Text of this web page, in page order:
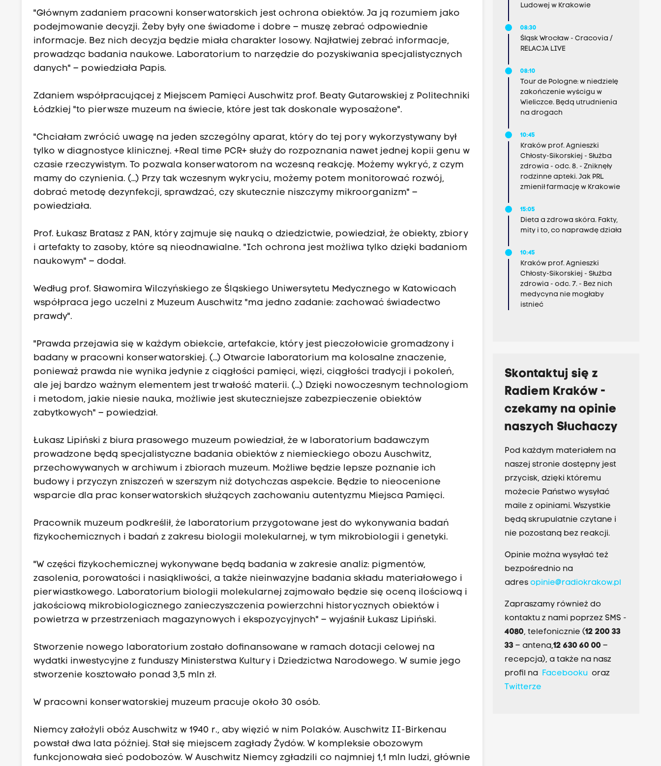
"Głównym zadaniem pracowni konserwatorskich jest ochrona obiektów. Ja ją rozumiem jako
podejmowanie decyzji. Żeby były one świadome i dobre – muszę zebrać odpowiednie
informacje. Bez nich decyzja będzie miała charakter losowy. Najłatwiej zebrać informacje,
prowadząc badania naukowe. Laboratorium to narzędzie do pozyskiwania specjalistycznych
danych" – powiedziała Papis.
Zdaniem współpracującej z Miejscem Pamięci Auschwitz prof. Beaty Gutarowskiej z Politechniki
Łódzkiej "to pierwsze muzeum na świecie, które jest tak doskonale wyposażone".
"Chciałam zwrócić uwagę na jeden szczególny aparat, który do tej pory wykorzystywany był
tylko w diagnostyce klinicznej. +Real time PCR+ służy do rozpoznania nawet jednej kopii genu w
czasie rzeczywistym. To pozwala konserwatorom na wczesną reakcję. Możemy wykryć, z czym
mamy do czynienia. (…) Przy tak wczesnym wykryciu, możemy potem monitorować rozwój,
dobrać metodę dezynfekcji, sprawdzać, czy skutecznie niszczymy mikroorganizm" –
powiedziała.
Prof. Łukasz Bratasz z PAN, który zajmuje się nauką o dziedzictwie, powiedział, że obiekty, zbiory
i artefakty to zasoby, które są nieodnawialne. "Ich ochrona jest możliwa tylko dzięki badaniom
naukowym" – dodał.
Według prof. Sławomira Wilczyńskiego ze Śląskiego Uniwersytetu Medycznego w Katowicach
współpraca jego uczelni z Muzeum Auschwitz "ma jedno zadanie: zachować świadectwo
prawdy".
"Prawda przejawia się w każdym obiekcie, artefakcie, który jest pieczołowicie gromadzony i
badany w pracowni konserwatorskiej. (…) Otwarcie laboratorium ma kolosalne znaczenie,
ponieważ prawda nie wynika jedynie z ciągłości pamięci, więzi, ciągłości tradycji i pokoleń,
ale jej bardzo ważnym elementem jest trwałość materii. (…) Dzięki nowoczesnym technologiom
i metodom, jakie niesie nauka, możliwie jest skuteczniejsze zabezpieczenie obiektów
zabytkowych" – powiedział.
Łukasz Lipiński z biura prasowego muzeum powiedział, że w laboratorium badawczym
prowadzone będą specjalistyczne badania obiektów z niemieckiego obozu Auschwitz,
przechowywanych w archiwum i zbiorach muzeum. Możliwe będzie lepsze poznanie ich
budowy i przyczyn zniszczeń w szerszym niż dotychczas aspekcie. Będzie to nieocenione
wsparcie dla prac konserwatorskich służących zachowaniu autentyzmu Miejsca Pamięci.
Pracownik muzeum podkreślił, że laboratorium przygotowane jest do wykonywania badań
fizykochemicznych i badań z zakresu biologii molekularnej, w tym mikrobiologii i genetyki.
"W części fizykochemicznej wykonywane będą badania w zakresie analiz: pigmentów,
zasolenia, porowatości i nasiąkliwości, a także nieinwazyjne badania składu materiałowego i
pierwiastkowego. Laboratorium biologii molekularnej zajmowało będzie się oceną ilościową i
jakościową mikrobiologicznego zanieczyszczenia powierzchni historycznych obiektów i
powietrza w przestrzeniach magazynowych i ekspozycyjnych" – wyjaśnił Łukasz Lipiński.
Stworzenie nowego laboratorium zostało dofinansowane w ramach dotacji celowej na
wydatki inwestycyjne z funduszy Ministerstwa Kultury i Dziedzictwa Narodowego. W sumie jego
stworzenie kosztowało ponad 3,5 mln zł.
W pracowni konserwatorskiej muzeum pracuje około 30 osób.
Niemcy założyli obóz Auschwitz w 1940 r., aby więzić w nim Polaków. Auschwitz II-Birkenau
powstał dwa lata później. Stał się miejscem zagłady Żydów. W kompleksie obozowym
funkcjonowała sieć podobozów. W Auschwitz Niemcy zgładzili co najmniej 1,1 mln ludzi, głównie
Ludowej w Krakowie
08:30
Śląsk Wrocław - Cracovia /
RELACJA LIVE
08:10
Tour de Pologne: w niedzielę
zakończenie wyścigu w
Wieliczce. Będą utrudnienia
na drogach
10:45
Kraków prof. Agnieszki
Chłosty-Sikorskiej - Służba
zdrowia - odc. 8. - Zniknęły
rodzinne apteki. Jak PRL
zmienił farmację w Krakowie
15:05
Dieta a zdrowa skóra. Fakty,
mity i to, co naprawdę działa
10:45
Kraków prof. Agnieszki
Chłosty-Sikorskiej - Służba
zdrowia - odc. 7. - Bez nich
medycyna nie mogłaby
istnieć
Skontaktuj się z
Radiem Kraków -
czekamy na opinie
naszych Słuchaczy
Pod każdym materiałem na
naszej stronie dostępny jest
przycisk, dzięki któremu
możecie Państwo wysyłać
maile z opiniami. Wszystkie
będą skrupulatnie czytane i
nie pozostaną bez reakcji.
Opinie można wysyłać też
bezpośrednio na
adres opinie@radiokrakow.pl
Zapraszamy również do
kontaktu z nami poprzez SMS -
4080, telefonicznie (12 200 33
33– antena,12 630 60 00 –
recepcja), a także na nasz
profil na Facebookuoraz
Twitterze